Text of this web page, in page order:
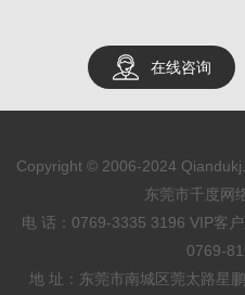
在线咨询
Copyright © 2006-2024
东莞市千度网
电 话：0769-3335 3196 VIP客
0769-
地 址：东莞市南城区莞太路星